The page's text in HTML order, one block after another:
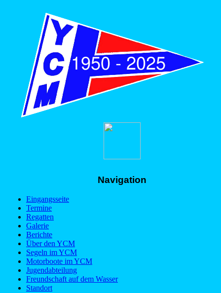
Navigation
Eingangsseite
Termine
Regatten
Galerie
Berichte
Über den YCM
Segeln im YCM
Motorboote im YCM
Jugendabteilung
Freundschaft auf dem Wasser
Standort